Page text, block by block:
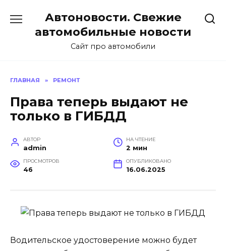
содержанию
Автоновости. Свежие
автомобильные новости
Сайт про автомобили
ГЛАВНАЯ » РЕМОНТ
Права теперь выдают не
только в ГИБДД
АВТОР
admin
НА ЧТЕНИЕ
2 мин
ПРОСМОТРОВ
46
ОПУБЛИКОВАНО
16.06.2025
Водительское удостоверение можно будет